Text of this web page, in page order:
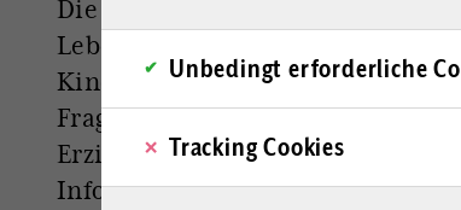
Die biologische Oma weiß –
Kinder liebt. Aber beide Omas
Frage zu sagen, wieso „dieser
Erzieherin der KiTa ist in der
Information über den christlichen
Unbedingt erforderliche
Tracking Cookies